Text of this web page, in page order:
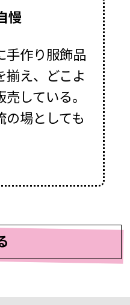
慢
手作り服飾品
揃え、どこよ
している。
の場としても